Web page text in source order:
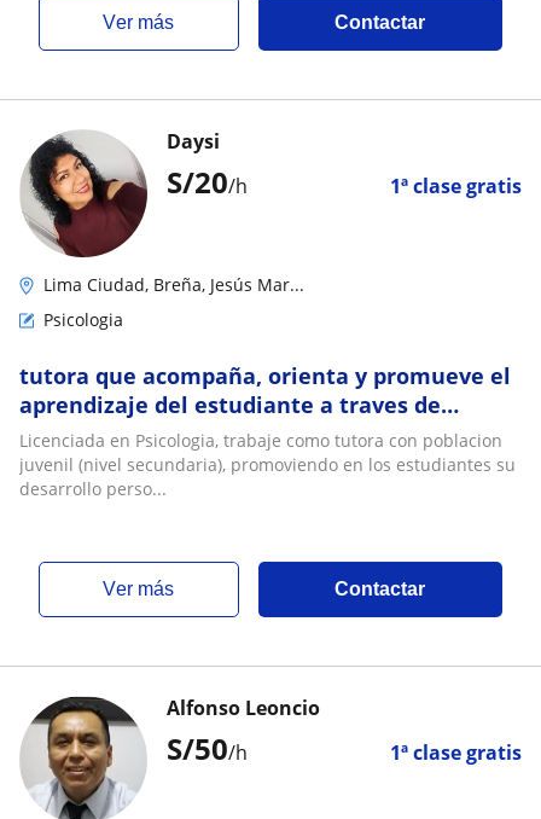
ver más Contactar
S/20/h 1ª clase gratis
Daysi
Lima Ciudad, Breña, Jesús Mar...
Psicologia
tutora que acompaña, orienta y promueve el
aprendizaje del estudiante a traves de
sesiones de tutoria
Licenciada en Psicologia, trabaje como tutora con poblacion
juvenil (nivel secundaria), promoviendo en los estudiantes su
desarrollo perso...
ver más Contactar
S/50/h 1ª clase gratis
Alfonso Leoncio